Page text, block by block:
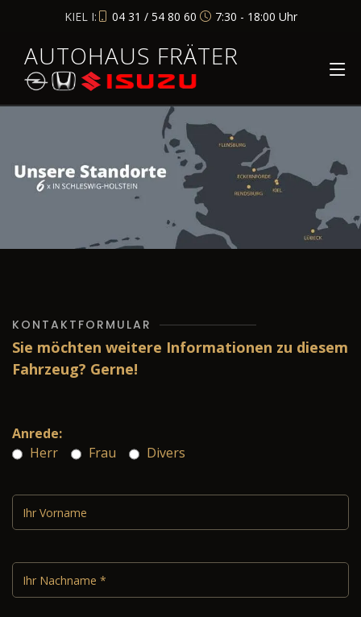
KIEL I: 04 31 / 54 80 60 7:30 - 18:00 Uhr
AUTOHAUS FRÄTER
KONTAKTFORMULAR
Sie möchten weitere Informationen zu diesem
Fahrzeug? Gerne!
Anrede:
Herr
Frau Divers